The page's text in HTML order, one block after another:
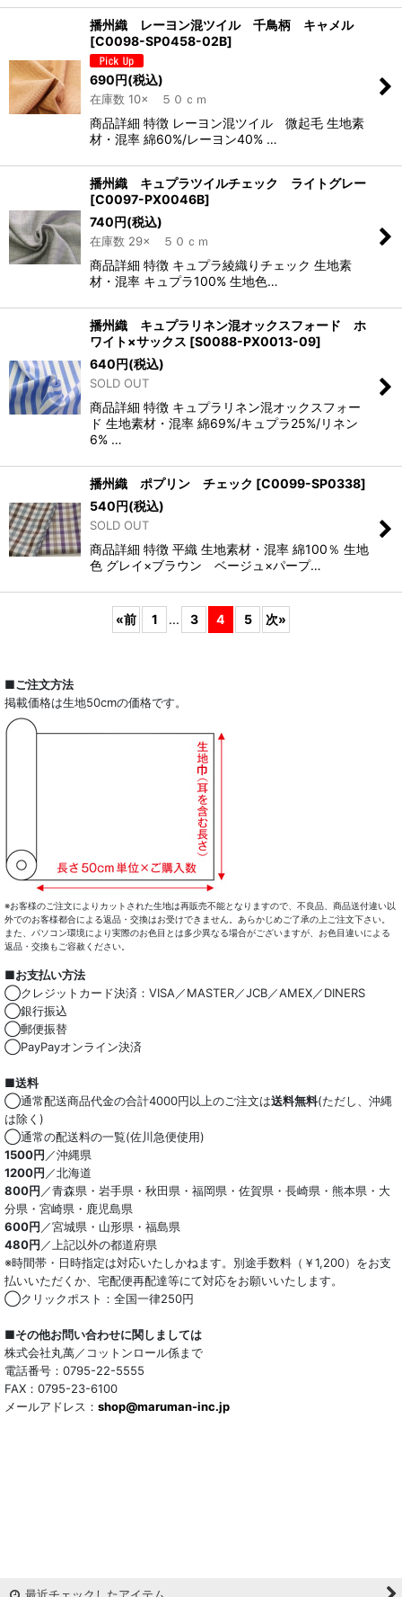
播州織 レーヨン混ツイル 千鳥柄 キャメル
[C0098-SP0458-02B]
690円(税込)
在庫数 10× ５０ｃｍ
商品詳細 特徴 レーヨン混ツイル 微起毛 生地素
材・混率 綿60%/レーヨン40% …
播州織 キュプラツイルチェック ライトグレー
[C0097-PX0046B]
740円(税込)
在庫数 29× ５０ｃｍ
商品詳細 特徴 キュプラ綾織りチェック 生地素
材・混率 キュプラ100% 生地色…
播州織 キュプラリネン混オックスフォード ホ
ワイト×サックス [S0088-PX0013-09]
640円(税込)
SOLD OUT
商品詳細 特徴 キュプラリネン混オックスフォー
ド 生地素材・混率 綿69%/キュプラ25%/リネン
6% …
播州織 ポプリン チェック [C0099-SP0338]
540円(税込)
SOLD OUT
商品詳細 特徴 平織 生地素材・混率 綿100％ 生地
色 グレイ×ブラウン ベージュ×パープ…
«前 1 ... 3 4 5 次»
■ご注文方法
掲載価格は生地50cmの価格です。
※お客様のご注文によりカットされた生地は再販売不能となりますので、不良品、商品送付違い以
外でのお客様都合による返品・交換はお受けできません。あらかじめご了承の上ご注文下さい。
また、パソコン環境により実際のお色目とは多少異なる場合がございますが、お色目違いによる
返品・交換もご容赦ください。
■お支払い方法
◯クレジットカード決済：VISA／MASTER／JCB／AMEX／DINERS
◯銀行振込
◯郵便振替
◯PayPayオンライン決済
■送料
◯通常配送商品代金の合計4000円以上のご注文は送料無料(ただし、沖縄
は除く)
◯通常の配送料の一覧(佐川急便使用)
1500円／沖縄県
1200円／北海道
800円／青森県・岩手県・秋田県・福岡県・佐賀県・長崎県・熊本県・大
分県・宮崎県・鹿児島県
600円／宮城県・山形県・福島県
480円／上記以外の都道府県
※時間帯・日時指定は対応いたしかねます。別途手数料（￥1,200）をお支
払いいただくか、宅配便再配達等にて対応をお願いいたします。
◯クリックポスト：全国一律250円
■その他お問い合わせに関しましては
株式会社丸萬／コットンロール係まで
電話番号：0795-22-5555
FAX：0795-23-6100
メールアドレス： shop@maruman-inc.jp